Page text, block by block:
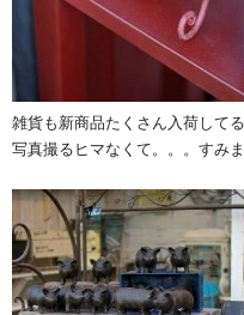
雑貨も新商品たくさん入荷して
写真撮るヒマなくて。。。すみ